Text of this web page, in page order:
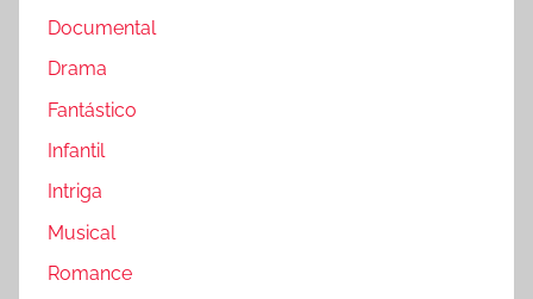
Documental
Drama
Fantástico
Infantil
Intriga
Musical
Romance